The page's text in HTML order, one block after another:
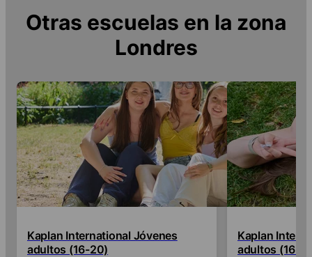
Otras escuelas en la zona
Londres
Kaplan International Jóvenes
adultos (16-20)
Kaplan
adultos (16-